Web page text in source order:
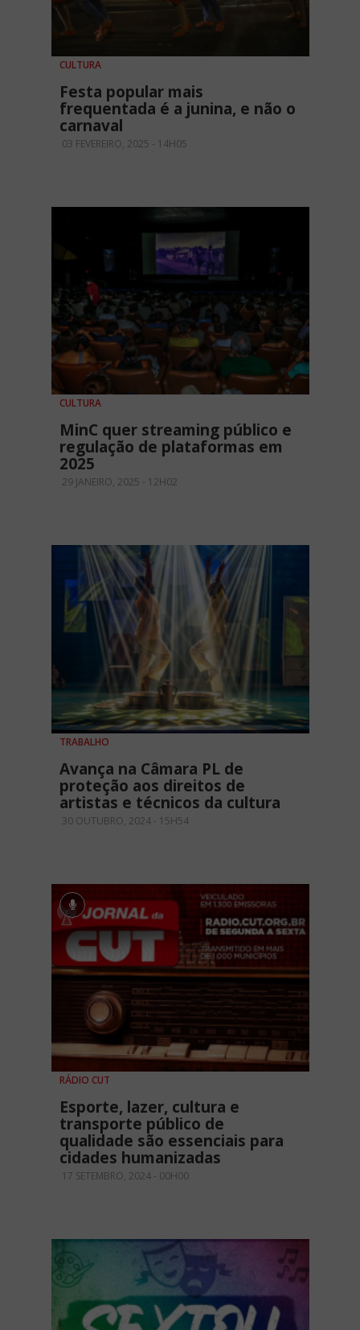
CULTURA
Festa popular mais
frequentada é a junina, e não o
carnaval
03 FEVEREIRO, 2025 - 14H05
CULTURA
MinC quer streaming público e
regulação de plataformas em
2025
29 JANEIRO, 2025 - 12H02
TRABALHO
Avança na Câmara PL de
proteção aos direitos de
artistas e técnicos da cultura
30 OUTUBRO, 2024 - 15H54
RÁDIO CUT
Esporte, lazer, cultura e
transporte público de
qualidade são essenciais para
cidades humanizadas
17 SETEMBRO, 2024 - 00H00